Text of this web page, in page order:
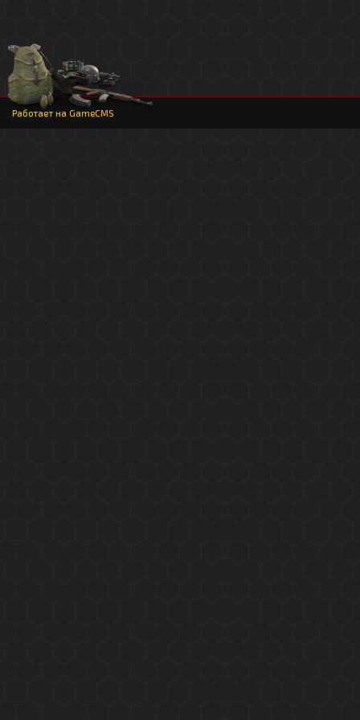
Работает на GameCMS